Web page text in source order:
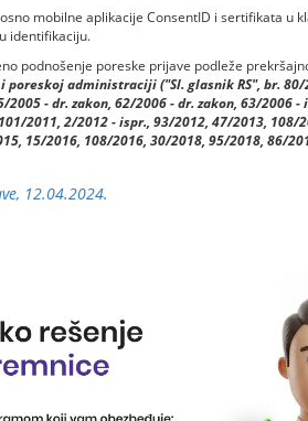
mobilne aplikacije ConsentID i sertifikata u
identifikaciju.
podnošenje poreske prijave podleže
poreskoj administraciji ("Sl. glasnik RS", br.
- dr. zakon, 62/2006 - dr. zakon, 63/2006 -
2011, 2/2012 - ispr., 93/2012, 47/2013, 108/
15/2016, 108/2016, 30/2018, 95/2018, 86/
12.04.2024.